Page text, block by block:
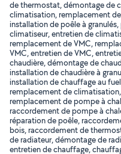
de thermostat, démontage de
climatisation, remplacement
installation de poêle à
climatiseur, entretien de
remplacement de VMC,
VMC, entretien de VMC,
chaudière, démontage de
installation de chaudière à
installation de chauffage au
remplacement de
remplacement de pompe à
raccordement de pompe à
réparation de poêle,
bois, raccordement de
de radiateur, démontage de
entretien de chauffage,